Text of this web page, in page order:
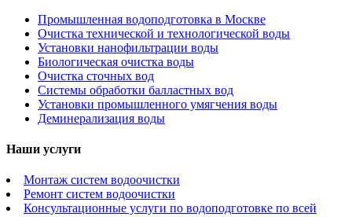
Промышленная водоподготовка в Москве
Очистка технической и технологической воды
Установки нанофильтрации воды
Биологическая очистка воды
Очистка сточных вод
Системы обработки балластных вод
Установки промышленного умягчения воды
Деминерализация воды
Наши услуги
Монтаж систем водоочистки
Ремонт систем водоочистки
Консультационные услуги по водоподготовке по всей